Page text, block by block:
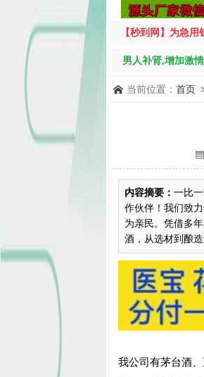
【秒到网】为急
男人补肾,增加激
当前位置： 首页
内容摘要： 一比
作伙伴！我们致
为亲民。凭借多
酒，从选材到酿
我公司有茅台酒